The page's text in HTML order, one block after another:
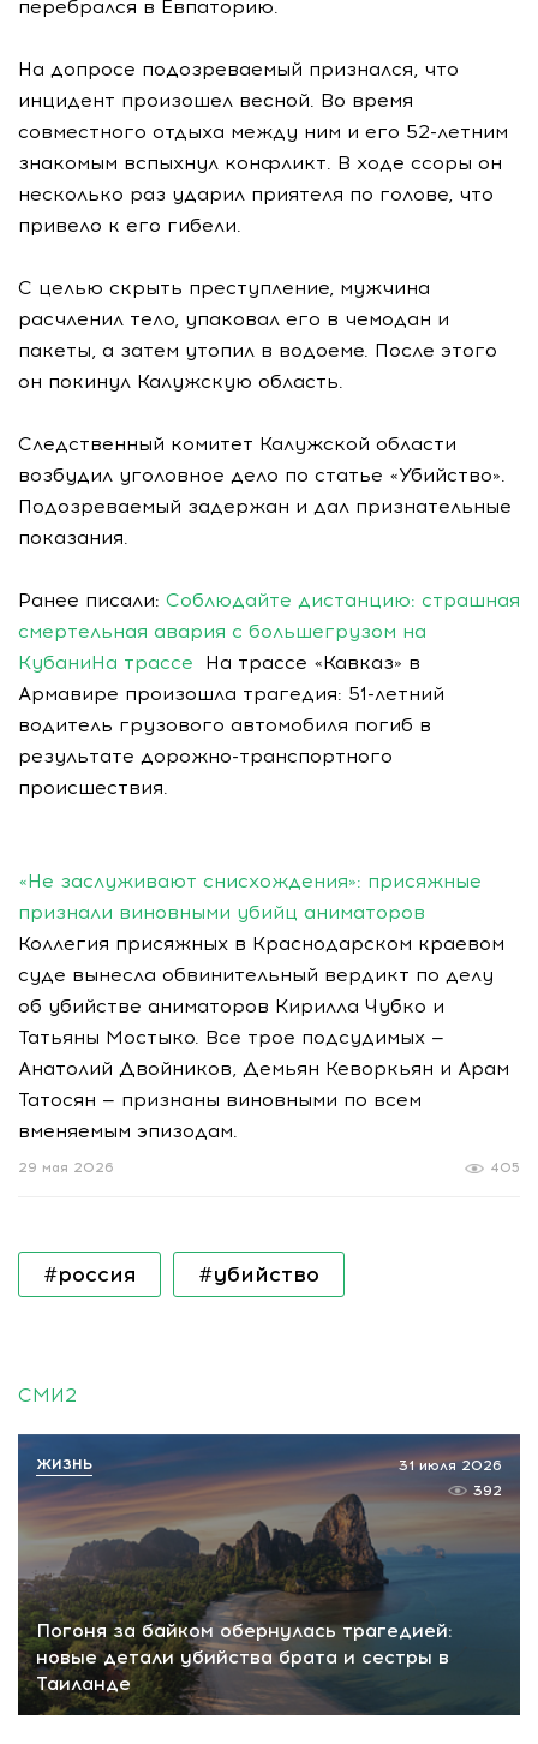
перебрался в Евпаторию.
На допросе подозреваемый признался, что
инцидент произошел весной. Во время
совместного отдыха между ним и его 52-летним
знакомым вспыхнул конфликт. В ходе ссоры он
несколько раз ударил приятеля по голове, что
привело к его гибели.
С целью скрыть преступление, мужчина
расчленил тело, упаковал его в чемодан и
пакеты, а затем утопил в водоеме. После этого
он покинул Калужскую область.
Следственный комитет Калужской области
возбудил уголовное дело по статье «Убийство».
Подозреваемый задержан и дал признательные
показания.
Ранее писали: Соблюдайте дистанцию: страшная
смертельная авария с большегрузом на
КубаниНа трассе На трассе «Кавказ» в
Армавире произошла трагедия: 51-летний
водитель грузового автомобиля погиб в
результате дорожно-транспортного
происшествия.
«Не заслуживают снисхождения»: присяжные
признали виновными убийц аниматоров
Коллегия присяжных в Краснодарском краевом
суде вынесла обвинительный вердикт по делу
об убийстве аниматоров Кирилла Чубко и
Татьяны Мостыко. Все трое подсудимых —
Анатолий Двойников, Демьян Кеворкьян и Арам
Татосян — признаны виновными по всем
вменяемым эпизодам.
405
29 мая 2026
#россия #убийство
СМИ2
Погоня за байком обернулась трагедией:
новые детали убийства брата и сестры в
Таиланде
31 июля 2026
392
ЖИЗНЬ